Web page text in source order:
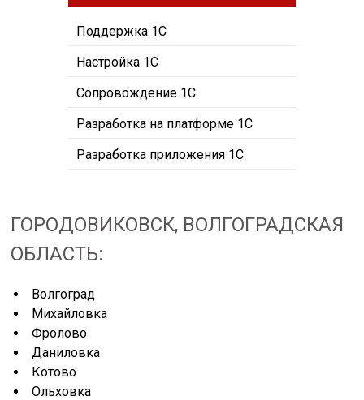
Поддержка 1С
Настройка 1С
Сопровождение 1С
Разработка на платформе 1С
Разработка приложения 1С
ГОРОДОВИКОВСК, ВОЛГОГРАДСКАЯ
ОБЛАСТЬ:
Волгоград
Михайловка
Фролово
Даниловка
Котово
Ольховка